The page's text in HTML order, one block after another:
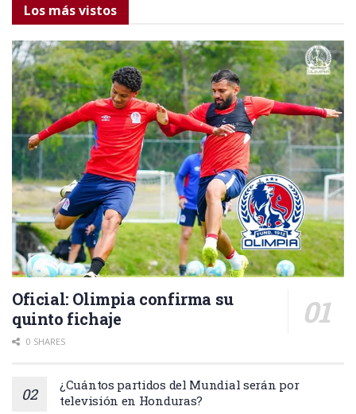
Los más vistos
Oficial: Olimpia confirma su
quinto fichaje
0 SHARES
¿Cuántos partidos del Mundial serán por
televisión en Honduras?